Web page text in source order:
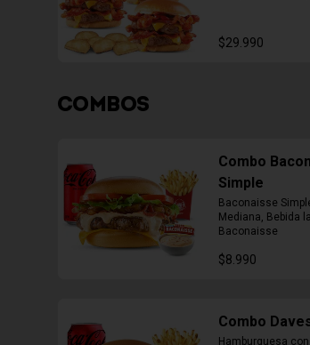
$29.990
COMBOS
Combo
Simple
Baconaisse
Mediana, Bebida
Baconaisse
$8.990
Combo
Hamburguesa